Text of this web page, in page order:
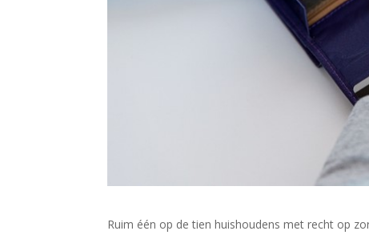
Ruim één op de tien huishoudens met recht op